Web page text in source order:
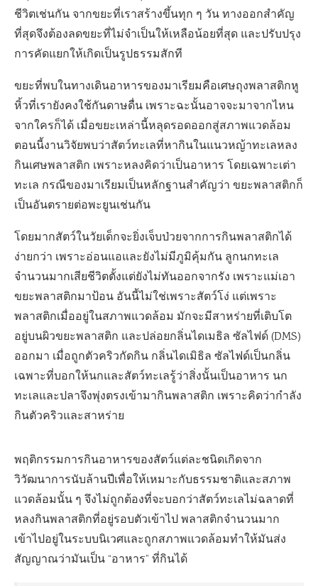
ชีวิตเช่นกัน จากขยะที่เราสร้างขึ้นทุก ๆ วัน ทางออกสำคัญ
ที่สุดจึงต้องลดขยะที่ไม่จำเป็นให้เหลือน้อยที่สุด และปรับปรุง
การคัดแยกให้เกิดเป็นรูปธรรมสักที
ขยะที่พบในทางเดินอาหารของมาเรียมคือเศษถุงพลาสติกหู
หิ้วที่เรายังคงใช้กันดาษดื่น เพราะฉะนั้นอาจจะมาจากไหน
จากใครก็ได้ เมื่อขยะเหล่านี้หลุดรอดออกสู่สภาพแวดล้อม
ตอนนี้งานวิจัยพบว่าสัตว์ทะเลที่หากินในแนวหญ้าทะเลหลง
กินเศษพลาสติก เพราะหลงคิดว่าเป็นอาหาร โดยเฉพาะเต่า
ทะเล กรณีของมาเรียมเป็นหลักฐานสำคัญว่า ขยะพลาสติกก็
เป็นอันตรายต่อพะยูนเช่นกัน
โดยมากสัตว์ในวัยเด็กจะยิ่งเจ็บป่วยจากการกินพลาสติกได้
ง่ายกว่า เพราะอ่อนแอและยังไม่มีภูมิคุ้มกัน ลูกนกทะเล
จำนวนมากเสียชีวิตตั้งแต่ยังไม่ทันออกจากรัง เพราะแม่เอา
ขยะพลาสติกมาป้อน อันนี้ไม่ใช่เพราะสัตว์โง่ แต่เพราะ
พลาสติกเมื่ออยู่ในสภาพแวดล้อม มักจะมีสาหร่ายที่เติบโต
อยู่บนผิวขยะพลาสติก และปล่อยกลิ่นไดเมธิล ซัลไฟด์ (DMS)
ออกมา เมื่อถูกตัวคริวกัดกิน กลิ่นไดเมิธิล ซัลไฟด์เป็นกลิ่น
เฉพาะที่บอกให้นกและสัตว์ทะเลรู้ว่าสิ่งนั้นเป็นอาหาร นก
ทะเลและปลาจึงพุ่งตรงเข้ามากินพลาสติก เพราะคิดว่ากำลัง
กินตัวคริวและสาหร่าย
พฤติกรรมการกินอาหารของสัตว์แต่ละชนิดเกิดจาก
วิวัฒนาการนับล้านปีเพื่อให้เหมาะกับธรรมชาติและสภาพ
แวดล้อมนั้น ๆ จึงไม่ถูกต้องที่จะบอกว่าสัตว์ทะเลไม่ฉลาดที่
หลงกินพลาสติกที่อยู่รอบตัวเข้าไป พลาสติกจำนวนมาก
เข้าไปอยู่ในระบบนิเวศและถูกสภาพแวดล้อมทำให้มันส่ง
สัญญาณว่ามันเป็น “อาหาร” ที่กินได้